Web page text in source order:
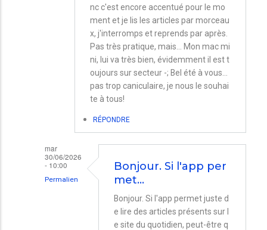
nc c'est encore accentué pour le mo
ment et je lis les articles par morceau
x, j'interromps et reprends par après.
Pas très pratique, mais... Mon mac mi
ni, lui va très bien, évidemment il est t
oujours sur secteur -; Bel été à vous...
pas trop caniculaire, je nous le souhai
te à tous!
RÉPONDRE
mar
30/06/2026
- 10:00
Permalien
Bonjour. Si l'app per
met…
Bonjour. Si l'app permet juste d
e lire des articles présents sur l
e site du quotidien, peut-être q